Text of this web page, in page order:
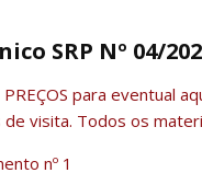
SRP Nº 04/
PREÇOS para eventual
visita. Todos os
nº 1